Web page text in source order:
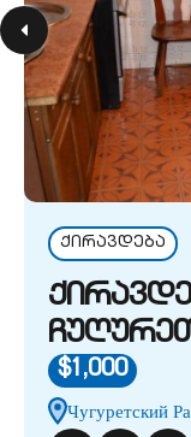
ქირავდება
$1,000
Чугуретский